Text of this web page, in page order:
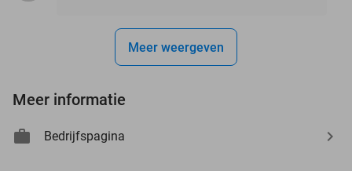
Meer weergeven
Meer informatie
Bedrijfspagina